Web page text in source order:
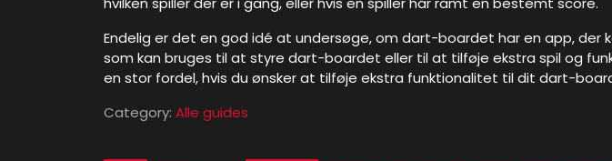
Endelig er det en god idé at undersøge, om dart-boardet har en app, der
som kan bruges til at styre dart-boardet eller til at tilføje ekstra spil og
en stor fordel, hvis du ønsker at tilføje ekstra funktionalitet til dit dart-
Category: Alle guides